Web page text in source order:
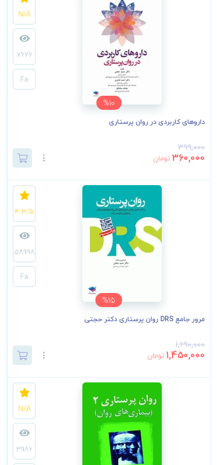
%10
N/A
7626
Fa
داروهای کاربردی در روان پرستاری
399,000
360,000 تومان
%15
4.3/5
58998
Fa
مرور جامع DRS روان پرستاری دکتر حجتی
1,690,000
1,450,000 تومان
N/A
3986